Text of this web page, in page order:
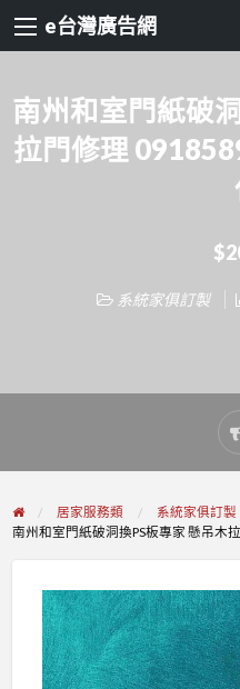
e台灣廣告網
南州和室門紙破
拉門修理
系統家俱訂製
居家服務類
系統家俱訂製
南州和室門紙破洞換PS板專家 懸吊木